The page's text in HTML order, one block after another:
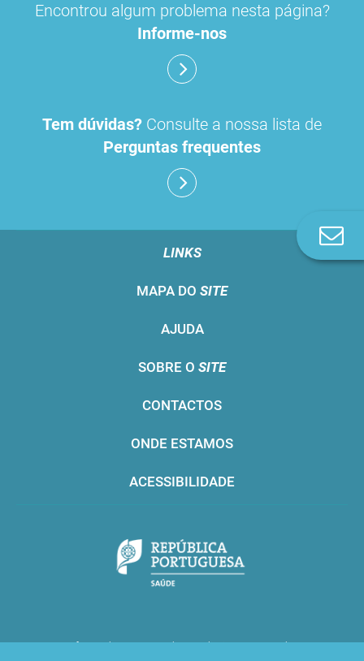
Encontrou algum problema nesta página?
Informe-nos
Tem dúvidas? Consulte a nossa lista de
Perguntas frequentes
LINKS
MAPA DO SITE
AJUDA
SOBRE O SITE
CONTACTOS
ONDE ESTAMOS
ACESSIBILIDADE
Infarmed © 2016. Todos os direitos reservados